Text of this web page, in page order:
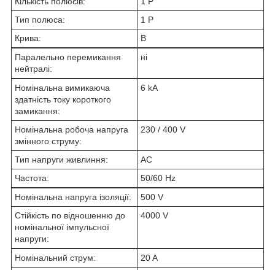
Тип полюса:
1 P
Крива:
B
Паралельно перемикання
нейтралі:
ні
Номінальна вимикаюча
здатність току короткого
замикання:
6 kA
Номінальна робоча напруга
змінного струму:
230 / 400 V
Тип напруги живлиння:
AC
Частота:
50/60 Hz
Номінальна напруга ізоляції:
500 V
Стійкість по відношенню до
номінальної імпульсної
напруги:
4000 V
Номінальний струм:
20 A